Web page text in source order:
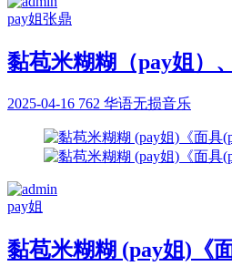
pay姐张鼎
黏苞米糊糊（pay姐）
2025-04-16 762 华语无损音乐
pay姐
黏苞米糊糊 (pay姐)《